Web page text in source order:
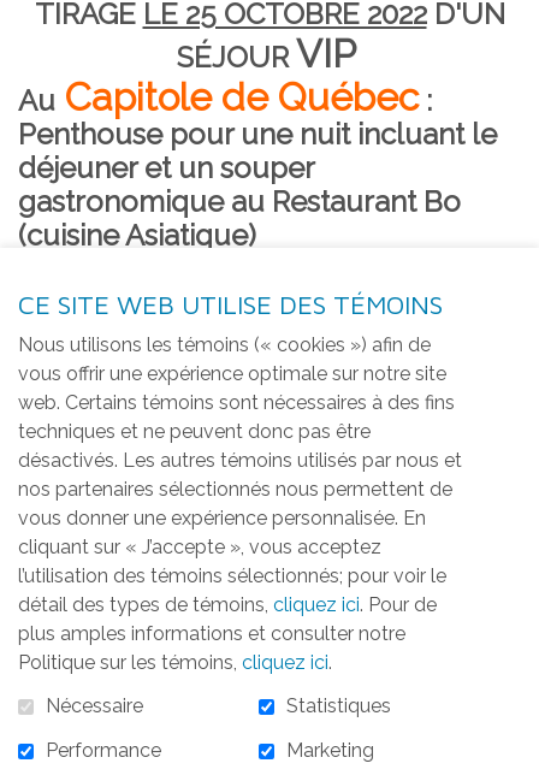
TIRAGE LE 25 OCTOBRE 2022D'UN
SÉJOURVIP
Au Capitole de Québec:
Penthouse pour une nuit incluant le
déjeuner et un souper
gastronomique au Restaurant Bo
(cuisine Asiatique)
CE SITE WEB UTILISE DES TÉMOINS
Nous utilisons les témoins (« cookies ») afin de
vous offrir une expérience optimale sur notre site
web. Certains témoins sont nécessaires à des fins
techniques et ne peuvent donc pas être
désactivés. Les autres témoins utilisés par nous et
nos partenaires sélectionnés nous permettent de
vous donner une expérience personnalisée. En
cliquant sur « J’accepte », vous acceptez
l’utilisation des témoins sélectionnés; pour voir le
détail des types de témoins, cliquez ici. Pour de
plus amples informations et consulter notre
Politique sur les témoins, cliquez ici.
Nécessaire
Statistiques
Performance
Marketing